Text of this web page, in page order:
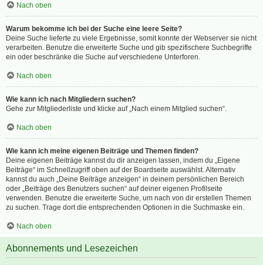
Nach oben
Warum bekomme ich bei der Suche eine leere Seite?
Deine Suche lieferte zu viele Ergebnisse, somit konnte der Webserver sie nicht
verarbeiten. Benutze die erweiterte Suche und gib spezifischere Suchbegriffe
ein oder beschränke die Suche auf verschiedene Unterforen.
Nach oben
Wie kann ich nach Mitgliedern suchen?
Gehe zur Mitgliederliste und klicke auf „Nach einem Mitglied suchen“.
Nach oben
Wie kann ich meine eigenen Beiträge und Themen finden?
Deine eigenen Beiträge kannst du dir anzeigen lassen, indem du „Eigene
Beiträge“ im Schnellzugriff oben auf der Boardseite auswählst. Alternativ
kannst du auch „Deine Beiträge anzeigen“ in deinem persönlichen Bereich
oder „Beiträge des Benutzers suchen“ auf deiner eigenen Profilseite
verwenden. Benutze die erweiterte Suche, um nach von dir erstellen Themen
zu suchen. Trage dort die entsprechenden Optionen in die Suchmaske ein.
Nach oben
Abonnements und Lesezeichen